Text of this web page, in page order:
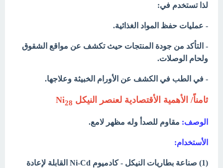
لذا تستخدم في:
- عمليات حفظ المواد الغذائية.
- التأكد من جودة المنتجات حيث تكشف عن مواقع الشقوق
ولحام الوصلات.
- في الطب في الكشف عن الأورام الخبيثة وعلاجها.
ثامناً/ الأهمية الأقتصادية لعنصر النيكل Ni 28
الوصف: مقاوم للصدأ وله مظهر لامع.
الأستخدام:
(1) صناعة بطاريات النيكل - كادميوم Ni-Cd القابلة لإعادة